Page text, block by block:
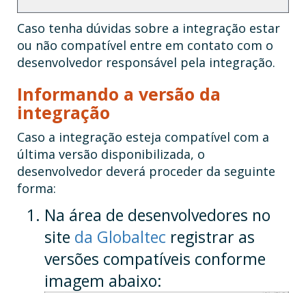
Caso tenha dúvidas sobre a integração estar
ou não compatível entre em contato com o
desenvolvedor responsável pela integração.
Informando a versão da
integração
Caso a integração esteja compatível com a
última versão disponibilizada, o
desenvolvedor deverá proceder da seguinte
forma:
Na área de desenvolvedores no
site da Globaltec registrar as
versões compatíveis conforme
imagem abaixo: